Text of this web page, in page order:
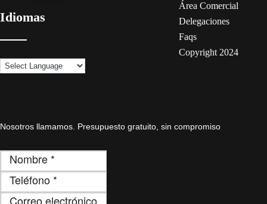
Idiomas
Área Comercial
Delegaciones
Faqs
Copyright 2024
Nosotros llamamos. Presupuesto gratuito, sin compromiso